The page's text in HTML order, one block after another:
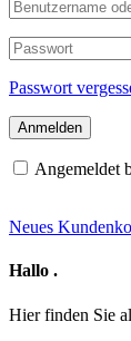
Benutzername
oder
E-
Mail-
Adresse
Passwort
Passwort
Angemeldet
Neues
Hallo .
Hier finden Sie